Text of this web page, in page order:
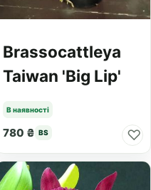
Brassocattleya
Taiwan 'Big Lip'
В наявності
780 ₴ BS ♡